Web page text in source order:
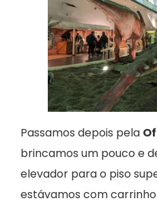
Passamos depois pela
brincamos um pouco e
elevador para o piso
estávamos com